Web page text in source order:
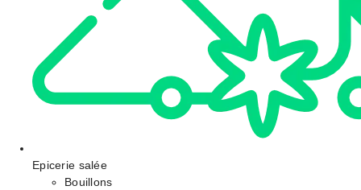
Epicerie salée
Bouillons